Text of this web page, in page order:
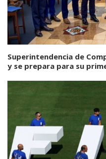
Superintendencia de
y se prepara para su